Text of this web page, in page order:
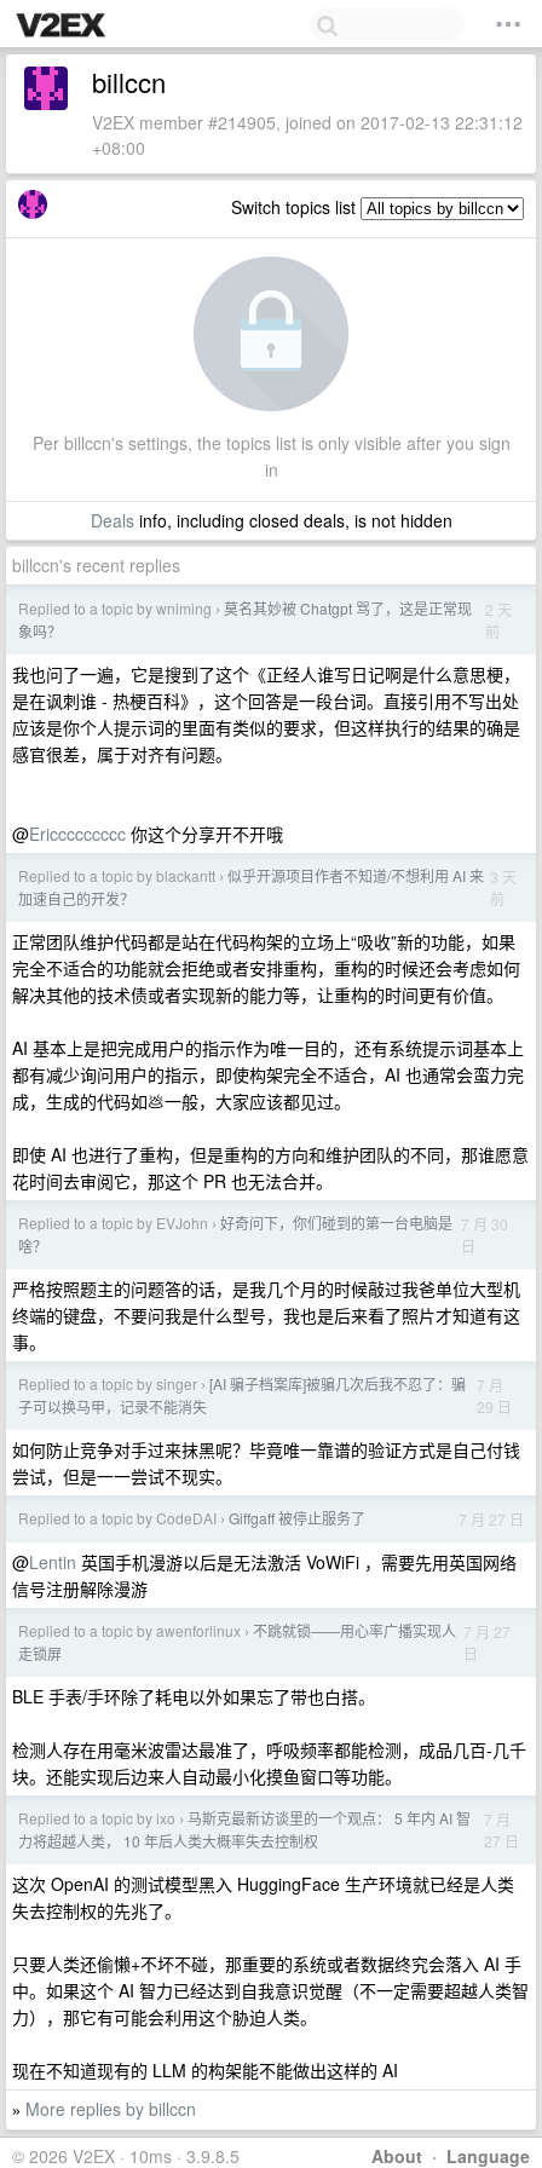
billccn
V2EX member #214905, joined on 2017-02-13 22:31:12
+08:00
Switch topics list
Per billccn's settings, the topics list is only visible after you sign
in
Dealsinfo, including closed deals, is not hidden
billccn's recent replies
Replied to a topic by wniming › 莫名其妙被 Chatgpt 骂了，这是正常现
象吗？
2 天
前
我也问了一遍，它是搜到了这个《正经人谁写日记啊是什么意思梗，
是在讽刺谁 - 热梗百科》，这个回答是一段台词。直接引用不写出处
应该是你个人提示词的里面有类似的要求，但这样执行的结果的确是
感官很差，属于对齐有问题。
@Ericcccccccc 你这个分享开不开哦
Replied to a topic by blackantt › 似乎开源项目作者不知道/不想利用 AI 来
加速自己的开发？
3 天
前
正常团队维护代码都是站在代码构架的立场上“吸收”新的功能，如果
完全不适合的功能就会拒绝或者安排重构，重构的时候还会考虑如何
解决其他的技术债或者实现新的能力等，让重构的时间更有价值。
AI 基本上是把完成用户的指示作为唯一目的，还有系统提示词基本上
都有减少询问用户的指示，即使构架完全不适合，AI 也通常会蛮力完
成，生成的代码如💩一般，大家应该都见过。
即使 AI 也进行了重构，但是重构的方向和维护团队的不同，那谁愿意
花时间去审阅它，那这个 PR 也无法合并。
Replied to a topic by EVJohn › 好奇问下，你们碰到的第一台电脑是
啥？
7 月 30
日
严格按照题主的问题答的话，是我几个月的时候敲过我爸单位大型机
终端的键盘，不要问我是什么型号，我也是后来看了照片才知道有这
事。
Replied to a topic by singer › [AI 骗子档案库]被骗几次后我不忍了：骗
子可以换马甲，记录不能消失
7 月
29 日
如何防止竞争对手过来抹黑呢？毕竟唯一靠谱的验证方式是自己付钱
尝试，但是一一尝试不现实。
Replied to a topic by CodeDAI › Giffgaff 被停止服务了 7 月 27 日
@Lentin 英国手机漫游以后是无法激活 VoWiFi ，需要先用英国网络
信号注册解除漫游
Replied to a topic by awenforlinux › 不跳就锁——用心率广播实现人
走锁屏
7 月 27
日
BLE 手表/手环除了耗电以外如果忘了带也白搭。
检测人存在用毫米波雷达最准了，呼吸频率都能检测，成品几百-几千
块。还能实现后边来人自动最小化摸鱼窗口等功能。
Replied to a topic by ixo › 马斯克最新访谈里的一个观点： 5 年内 AI 智
力将超越人类， 10 年后人类大概率失去控制权
7 月
27 日
这次 OpenAI 的测试模型黑入 HuggingFace 生产环境就已经是人类
失去控制权的先兆了。
只要人类还偷懒+不坏不碰，那重要的系统或者数据终究会落入 AI 手
中。如果这个 AI 智力已经达到自我意识觉醒（不一定需要超越人类智
力），那它有可能会利用这个胁迫人类。
现在不知道现有的 LLM 的构架能不能做出这样的 AI
» More replies by billccn
About · Language
© 2026 V2EX · 10ms · 3.9.8.5